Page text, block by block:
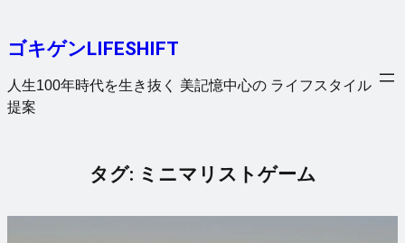
を
ス
キ
ゴキゲンLIFESHIFT
人生100年時代を生き抜く 美記憶中心の ライフスタイル
提案
タグ: ミニマリストゲーム